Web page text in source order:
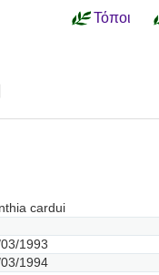
Τόποι
cardui
1993
1994